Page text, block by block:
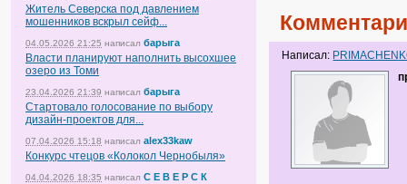
Житель Северска под давлением
мошенников вскрыл сейф...
04.05.2026 21:25 написал барыга
Власти планируют наполнить высохшее
озеро из Томи
23.04.2026 21:39 написал барыга
Стартовало голосование по выбору
дизайн-проектов для...
07.04.2026 15:18 написал alex33kaw
Конкурс чтецов «Колокол Чернобыля»
04.04.2026 18:35 написал С Е В Е Р С К
Написал: